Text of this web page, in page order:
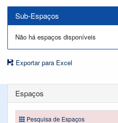
Sub-Espaços
Não há espaços disponíveis
Exportar para Excel
Espaços
Pesquisa de Espaços